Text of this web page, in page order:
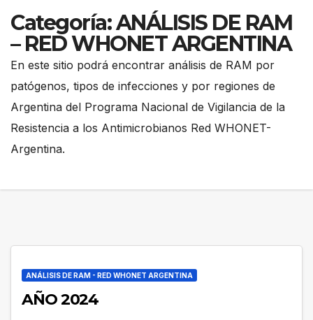
Categoría:ANÁLISIS DE RAM
– RED WHONET ARGENTINA
En este sitio podrá encontrar análisis de RAM por
patógenos, tipos de infecciones y por regiones de
Argentina del Programa Nacional de Vigilancia de la
Resistencia a los Antimicrobianos Red WHONET-
Argentina.
ANÁLISIS DE RAM - RED WHONET ARGENTINA
AÑO 2024